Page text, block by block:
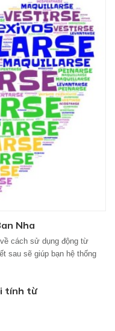
Nha
cách sử dụng động từ
sau sẽ giúp bạn hệ thống
tính từ